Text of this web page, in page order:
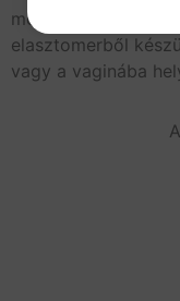
menstruációs
elasztomerből
vagy a vaginába